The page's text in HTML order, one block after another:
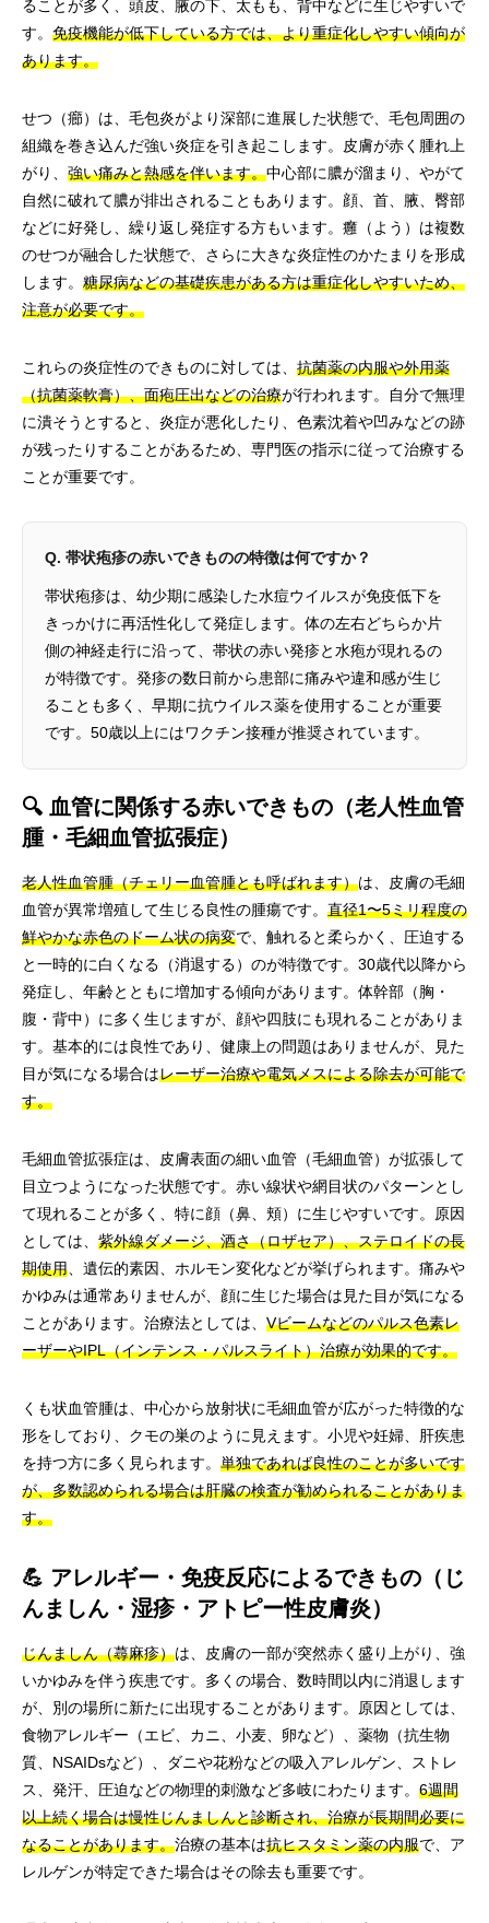
ることが多く、頭皮、腋の下、太もも、背中などに生じやすいで
す。 免疫機能が低下している方では、より重症化しやすい傾向が
あります。
せつ（癤）は、毛包炎がより深部に進展した状態で、毛包周囲の
組織を巻き込んだ強い炎症を引き起こします。皮膚が赤く腫れ上
がり、 強い痛みと熱感を伴います。中心部に膿が溜まり、やがて
自然に破れて膿が排出されることもあります。顔、首、腋、臀部
などに好発し、繰り返し発症する方もいます。癰（よう）は複数
のせつが融合した状態で、さらに大きな炎症性のかたまりを形成
します。 糖尿病などの基礎疾患がある方は重症化しやすいため、
注意が必要です。
これらの炎症性のできものに対しては、 抗菌薬の内服や外用薬
（抗菌薬軟膏）、面疱圧出などの治療が行われます。自分で無理
に潰そうとすると、炎症が悪化したり、色素沈着や凹みなどの跡
が残ったりすることがあるため、専門医の指示に従って治療する
ことが重要です。
Q. 帯状疱疹の赤いできものの特徴は何ですか？
帯状疱疹は、幼少期に感染した水痘ウイルスが免疫低下を
きっかけに再活性化して発症します。体の左右どちらか片
側の神経走行に沿って、帯状の赤い発疹と水疱が現れるの
が特徴です。発疹の数日前から患部に痛みや違和感が生じ
ることも多く、早期に抗ウイルス薬を使用することが重要
です。50歳以上にはワクチン接種が推奨されています。
🔍 血管に関係する赤いできもの（老人性血管
腫・毛細血管拡張症）
老人性血管腫（チェリー血管腫とも呼ばれます）は、皮膚の毛細
血管が異常増殖して生じる良性の腫瘍です。 直径1〜5ミリ程度の
鮮やかな赤色のドーム状の病変で、触れると柔らかく、圧迫する
と一時的に白くなる（消退する）のが特徴です。30歳代以降から
発症し、年齢とともに増加する傾向があります。体幹部（胸・
腹・背中）に多く生じますが、顔や四肢にも現れることがありま
す。基本的には良性であり、健康上の問題はありませんが、見た
目が気になる場合はレーザー治療や電気メスによる除去が可能で
す。
毛細血管拡張症は、皮膚表面の細い血管（毛細血管）が拡張して
目立つようになった状態です。赤い線状や網目状のパターンとし
て現れることが多く、特に顔（鼻、頬）に生じやすいです。原因
としては、 紫外線ダメージ、酒さ（ロザセア）、ステロイドの長
期使用 、遺伝的素因、ホルモン変化などが挙げられます。痛みや
かゆみは通常ありませんが、顔に生じた場合は見た目が気になる
ことがあります。治療法としては、 Vビームなどのパルス色素レ
ーザーやIPL（インテンス・パルスライト）治療が効果的です。
くも状血管腫は、中心から放射状に毛細血管が広がった特徴的な
形をしており、クモの巣のように見えます。小児や妊婦、肝疾患
を持つ方に多く見られます。 単独であれば良性のことが多いです
が、多数認められる場合は肝臓の検査が勧められることがありま
す。
💪 アレルギー・免疫反応によるできもの（じ
んましん・湿疹・アトピー性皮膚炎）
じんましん（蕁麻疹）は、皮膚の一部が突然赤く盛り上がり、強
いかゆみを伴う疾患です。多くの場合、数時間以内に消退します
が、別の場所に新たに出現することがあります。原因としては、
食物アレルギー（エビ、カニ、小麦、卵など）、薬物（抗生物
質、NSAIDsなど）、ダニや花粉などの吸入アレルゲン、ストレ
ス、発汗、圧迫などの物理的刺激など多岐にわたります。 6週間
以上続く場合は慢性じんましんと診断され、治療が長期間必要に
なることがあります。治療の基本は抗ヒスタミン薬の内服で、ア
レルゲンが特定できた場合はその除去も重要です。